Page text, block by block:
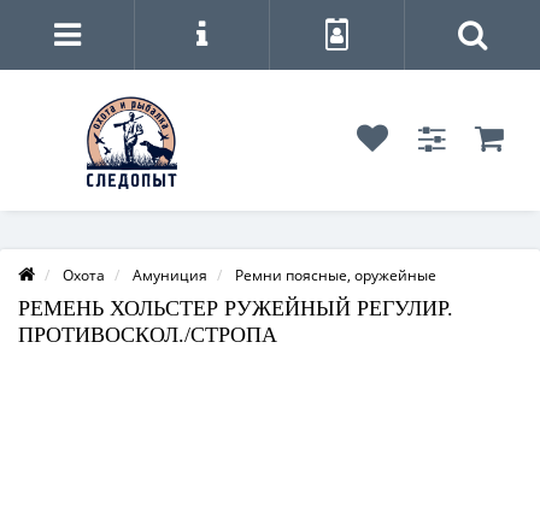
Охота Амуниция Ремни поясные, оружейные
РЕМЕНЬ ХОЛЬСТЕР РУЖЕЙНЫЙ РЕГУЛИР.
ПРОТИВОСКОЛ./СТРОПА